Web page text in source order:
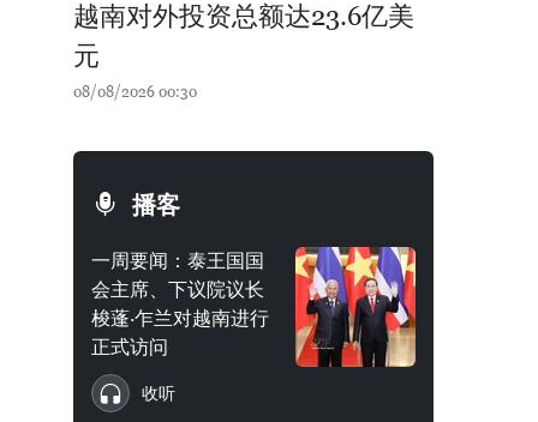
越南对外投资总额达23.6亿美
元
08/08/2026 00:30
播客
一周要闻：泰王国国
会主席、下议院议长
梭蓬·乍兰对越南进行
正式访问
收听